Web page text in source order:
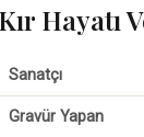
Kır Hayatı
Sanatçı
Gravür Yapan